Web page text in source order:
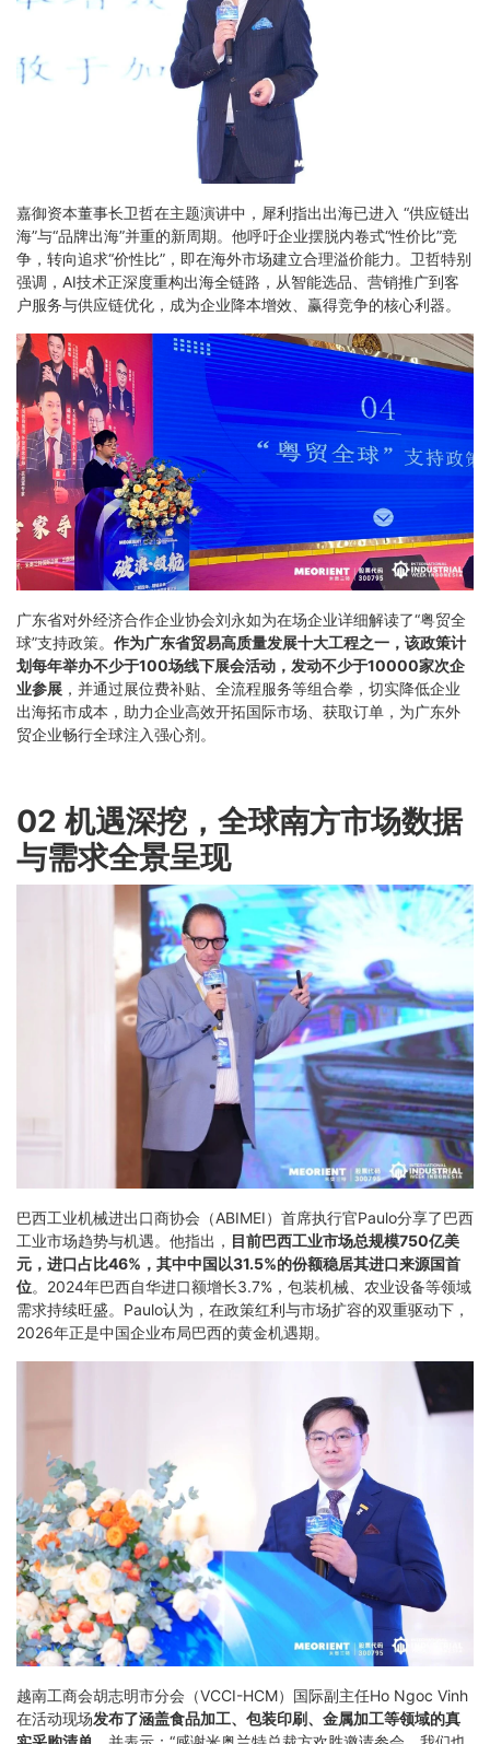
嘉御资本董事长卫哲在主题演讲中，犀利指出出海已进入 “供应链出
海”与“品牌出海”并重的新周期。他呼吁企业摆脱内卷式“性价比”竞
争，转向追求“价性比”，即在海外市场建立合理溢价能力。卫哲特别
强调，AI技术正深度重构出海全链路，从智能选品、营销推广到客
户服务与供应链优化，成为企业降本增效、赢得竞争的核心利器。
广东省对外经济合作企业协会刘永如为在场企业详细解读了“粤贸全
球”支持政策。 作为广东省贸易高质量发展十大工程之一，该政策计
划每年举办不少于100场线下展会活动，发动不少于10000家次企
业参展 ，并通过展位费补贴、全流程服务等组合拳，切实降低企业
出海拓市成本，助力企业高效开拓国际市场、获取订单，为广东外
贸企业畅行全球注入强心剂。
02 机遇深挖，全球南方市场数据
与需求全景呈现
巴西工业机械进出口商协会（ABIMEI）首席执行官Paulo分享了巴西
工业市场趋势与机遇。他指出， 目前巴西工业市场总规模750亿美
元，进口占比46%，其中中国以31.5%的份额稳居其进口来源国首
位。2024年巴西自华进口额增长3.7%，包装机械、农业设备等领域
需求持续旺盛。Paulo认为，在政策红利与市场扩容的双重驱动下，
2026年正是中国企业布局巴西的黄金机遇期。
越南工商会胡志明市分会（VCCI-HCM）国际副主任Ho Ngoc Vinh
在活动现场发布了涵盖食品加工、包装印刷、金属加工等领域的真